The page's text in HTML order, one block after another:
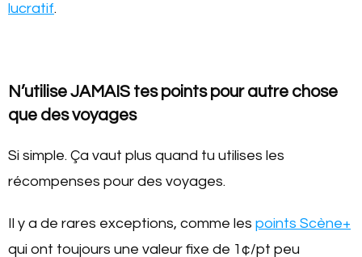
lucratif.
N’utilise JAMAIS tes points pour autre chose
que des voyages
Si simple. Ça vaut plus quand tu utilises les
récompenses pour des voyages.
Il y a de rares exceptions, comme les points Scène+
qui ont toujours une valeur fixe de 1¢/pt peu